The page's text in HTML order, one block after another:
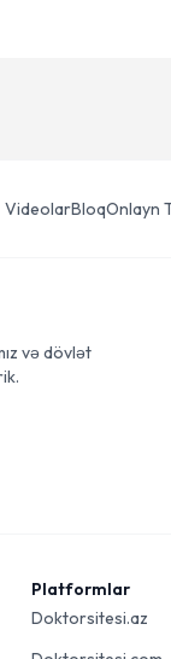
VideolarBloqOnlayn
və dövlət
Platformlar
Doktorsitesi.az